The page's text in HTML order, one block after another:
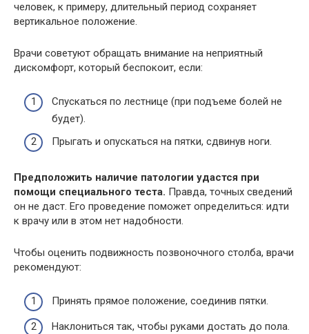
человек, к примеру, длительный период сохраняет
вертикальное положение.
Врачи советуют обращать внимание на неприятный
дискомфорт, который беспокоит, если:
Спускаться по лестнице (при подъеме болей не
будет).
Прыгать и опускаться на пятки, сдвинув ноги.
Предположить наличие патологии удастся при
помощи специального теста. Правда, точных сведений
он не даст. Его проведение поможет определиться: идти
к врачу или в этом нет надобности.
Чтобы оценить подвижность позвоночного столба, врачи
рекомендуют:
Принять прямое положение, соединив пятки.
Наклониться так, чтобы руками достать до пола.